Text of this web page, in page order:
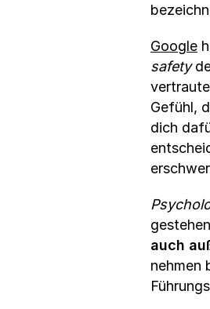
Google
safety
Gefühl,
dich
auch
nehmen